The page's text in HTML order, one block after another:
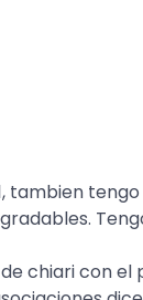
tambien
chiari con